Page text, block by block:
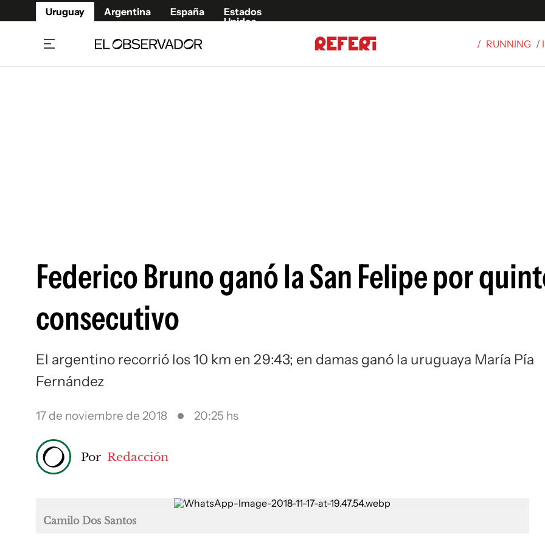
Uruguay Argentina España
Estados
Unidos
/ RUNNING /
Federico Bruno ganó la San Felipe por
consecutivo
El argentino recorrió los 10 km en 29:43; en damas ganó la uruguaya María Pía
Fernández
17 de noviembre de 2018 20:25 hs
Por Redacción
Camilo Dos Santos